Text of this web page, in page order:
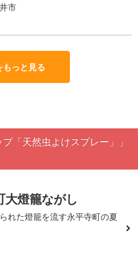
市
っと見る
「天然虫よけスプレー」」
大燈籠ながし
れた燈籠を流す永平寺町の夏